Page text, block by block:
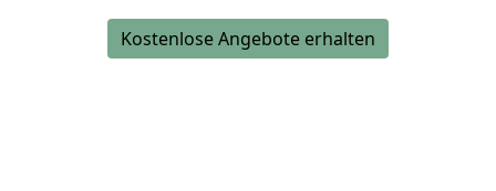
Kostenlose Angebote erhalten